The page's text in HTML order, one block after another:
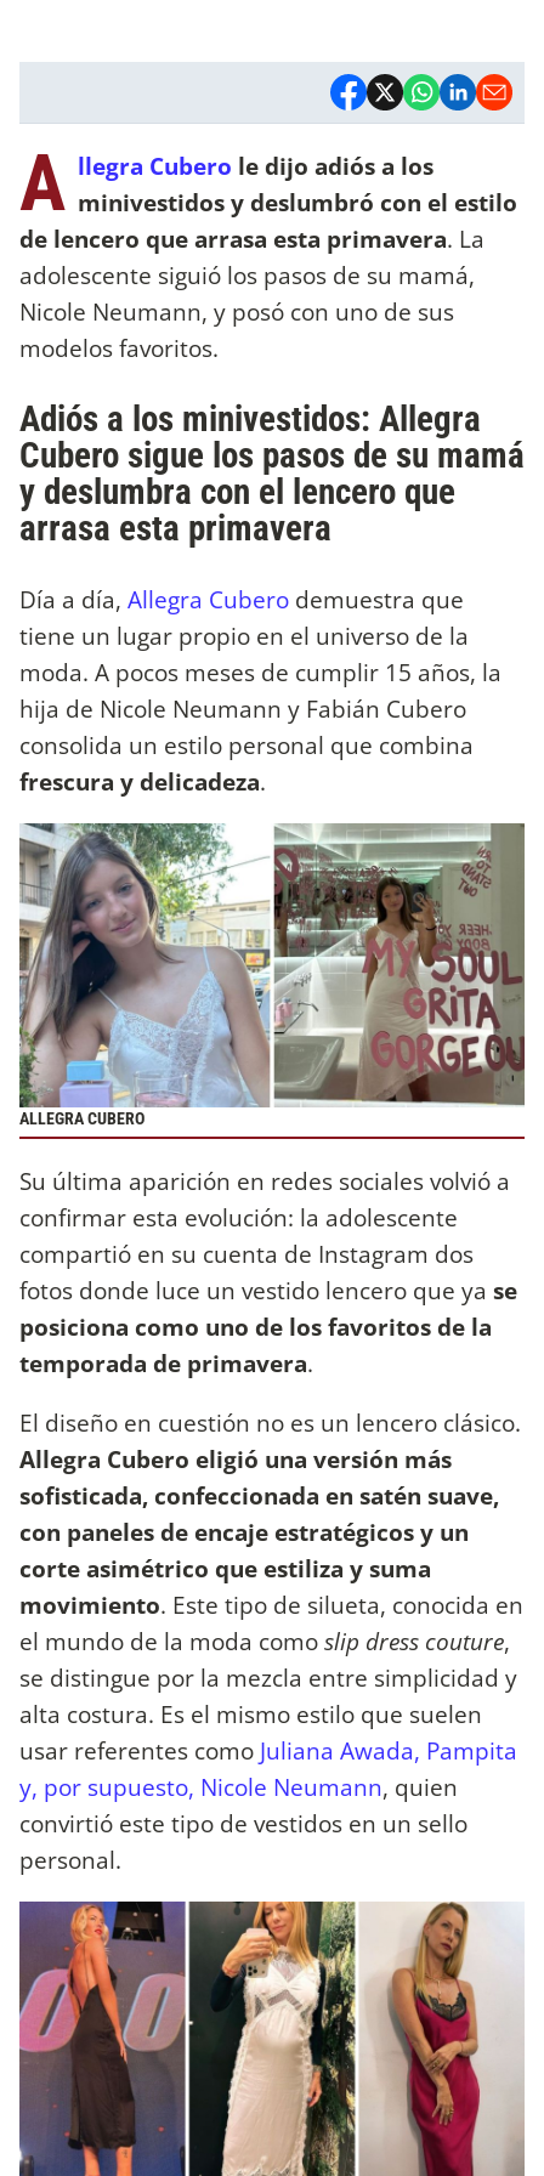
A llegra Cubero le dijo adiós a los
minivestidos y deslumbró con el estilo
de lencero que arrasa esta primavera. La
adolescente siguió los pasos de su mamá,
Nicole Neumann, y posó con uno de sus
modelos favoritos.
Adiós a los minivestidos: Allegra
Cubero sigue los pasos de su mamá
y deslumbra con el lencero que
arrasa esta primavera
Día a día, Allegra Cubero demuestra que
tiene un lugar propio en el universo de la
moda. A pocos meses de cumplir 15 años, la
hija de Nicole Neumann y Fabián Cubero
consolida un estilo personal que combina
frescura y delicadeza.
ALLEGRA CUBERO
Su última aparición en redes sociales volvió a
confirmar esta evolución: la adolescente
compartió en su cuenta de Instagram dos
fotos donde luce un vestido lencero que ya se
posiciona como uno de los favoritos de la
temporada de primavera.
El diseño en cuestión no es un lencero clásico.
Allegra Cubero eligió una versión más
sofisticada, confeccionada en satén suave,
con paneles de encaje estratégicos y un
corte asimétrico que estiliza y suma
movimiento. Este tipo de silueta, conocida en
el mundo de la moda comoslip dress couture,
se distingue por la mezcla entre simplicidad y
alta costura. Es el mismo estilo que suelen
usar referentes como Juliana Awada, Pampita
y, por supuesto, Nicole Neumann, quien
convirtió este tipo de vestidos en un sello
personal.